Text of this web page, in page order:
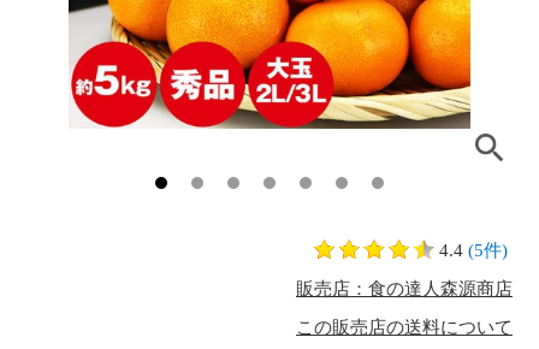
4.4 (5件)
販売店：食の達人森源商店
この販売店の送料について